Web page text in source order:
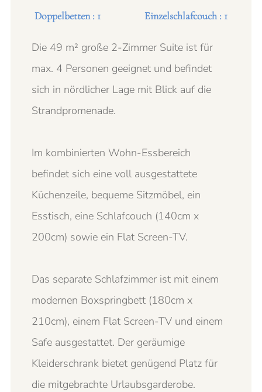
Doppelbetten : 1 Einzelschlafcouch : 1
Die 49 m² große 2-Zimmer Suite ist für
max. 4 Personen geeignet und befindet
sich in nördlicher Lage mit Blick auf die
Strandpromenade.
Im kombinierten Wohn-Essbereich
befindet sich eine voll ausgestattete
Küchenzeile, bequeme Sitzmöbel, ein
Esstisch, eine Schlafcouch (140cm x
200cm) sowie ein Flat Screen-TV.
Das separate Schlafzimmer ist mit einem
modernen Boxspringbett (180cm x
210cm), einem Flat Screen-TV und einem
Safe ausgestattet. Der geräumige
Kleiderschrank bietet genügend Platz für
die mitgebrachte Urlaubsgarderobe.